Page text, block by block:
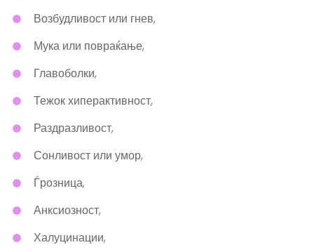
Возбудливост или гнев,
Мука или повраќање,
Главоболки,
Тежок хиперактивност,
Раздразливост,
Сонливост или умор,
Ѓрозница,
Анксиозност,
Халуцинации,